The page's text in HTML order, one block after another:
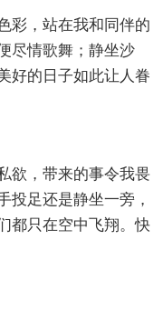
彩，站在我和同伴的
尽情歌舞；静坐沙
好的日子如此让人眷
欲，带来的事令我畏
投足还是静坐一旁，
都只在空中飞翔。快